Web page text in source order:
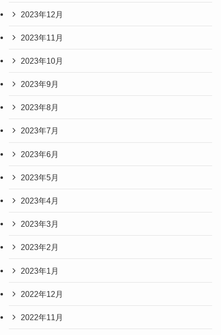
2023年12月
2023年11月
2023年10月
2023年9月
2023年8月
2023年7月
2023年6月
2023年5月
2023年4月
2023年3月
2023年2月
2023年1月
2022年12月
2022年11月